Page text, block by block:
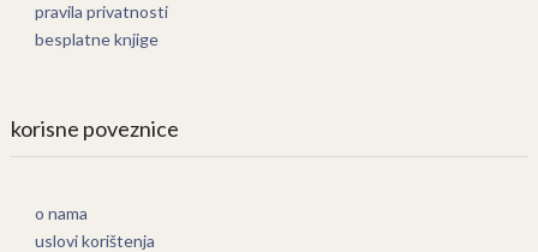
pravila privatnosti
besplatne knjige
korisne poveznice
o nama
uslovi korištenja